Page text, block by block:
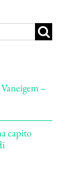
–
capito